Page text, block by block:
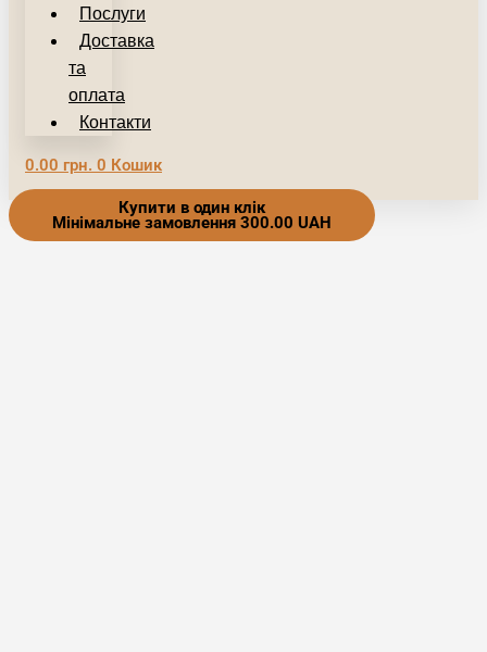
Послуги
Доставка
та
оплата
Контакти
0.00 грн. 0 Кошик
Купити в один клік
Мінімальне замовлення 300.00 UAH